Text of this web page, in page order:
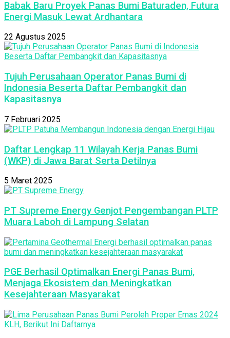
Babak Baru Proyek Panas Bumi Baturaden, Futura
Energi Masuk Lewat Ardhantara
22 Agustus 2025
Tujuh Perusahaan Operator Panas Bumi di
Indonesia Beserta Daftar Pembangkit dan
Kapasitasnya
7 Februari 2025
Daftar Lengkap 11 Wilayah Kerja Panas Bumi
(WKP) di Jawa Barat Serta Detilnya
5 Maret 2025
PT Supreme Energy Genjot Pengembangan PLTP
Muara Laboh di Lampung Selatan
PGE Berhasil Optimalkan Energi Panas Bumi,
Menjaga Ekosistem dan Meningkatkan
Kesejahteraan Masyarakat